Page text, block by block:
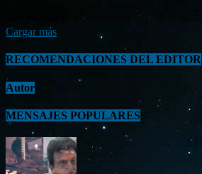
Cargar más
RECOMENDACIONES DEL EDITOR
Autor
MENSAJES POPULARES